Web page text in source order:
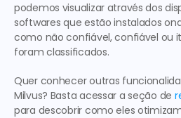
podemos visualizar através dos
softwares que estão instalados
como não confiável, confiável ou
foram classificados.
Quer conhecer outras
Milvus? Basta acessar a seção de
para descobrir como eles